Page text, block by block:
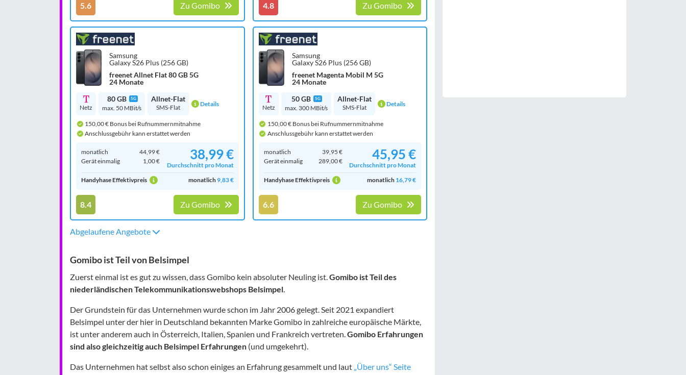
5.6 Zu Gomibo 4.8 Zu Gomibo
Samsung
Galaxy S26 Plus (256 GB)
freenet Allnet Flat 80 GB 5G
24 Monate
Netz
80 GB 5G
max. 50 MBit/s
Allnet-Flat
SMS-Flat Details
150,00 € Bonus bei Rufnummernmitnahme
Anschlussgebühr kann erstattet werden
monatlich
44,99 €
Gerät einmalig
1,00 € 38,99 €
Durchschnitt pro Monat
Handyhase Effektivpreis
monatlich9,83 €
8.4 Zu Gomibo
Samsung
Galaxy S26 Plus (256 GB)
freenet Magenta Mobil M 5G
24 Monate
Netz
50 GB 5G
max. 300 MBit/s
Allnet-Flat
SMS-Flat Details
150,00 € Bonus bei Rufnummernmitnahme
Anschlussgebühr kann erstattet werden
monatlich
39,95 €
Gerät einmalig
289,00 € 45,95 €
Durchschnitt pro Monat
Handyhase Effektivpreis
monatlich 16,79 €
6.6 Zu Gomibo
Abgelaufene Angebote
Gomibo ist Teil von Belsimpel
Zuerst einmal ist es gut zu wissen, dass Gomibo kein absoluter Neuling ist.Gomibo ist Teil des
niederländischen Telekommunikationswebshops Belsimpel.
Der Grundstein für das Unternehmen wurde schon im Jahr 2006 gelegt. Seit 2021 expandiert
Belsimpel unter der hier in Deutschland bekannten Marke Gomibo in zahlreiche europäische Märkte,
ist unter anderem auch in Österreich, Italien, Spanien und Frankreich vertreten.Gomibo Erfahrungen
sind also gleichzeitig auch Belsimpel Erfahrungen (und umgekehrt).
Das Unternehmen hat selbst also schon einiges an Erfahrung gesammelt und laut „Über uns“ Seite